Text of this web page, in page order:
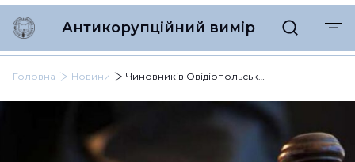
Антикорупційний вимір
Головна Новини Чиновників Овідіопольської селищної ради підозрюють в заволодінні 687 тис. гривень